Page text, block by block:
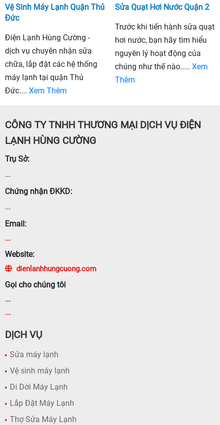
Vệ Sinh Máy Lạnh Quận Thủ
Đức
Điện Lạnh Hùng Cường -
dịch vụ chuyên nhận sửa
chữa, lắp đặt các hệ thống
máy lạnh tại quận Thủ
Đức.... Xem Thêm
Sửa Quạt Hơi Nước Quận 2
Trước khi tiến hành sửa quạt
hơi nước, bạn hãy tìm hiểu
nguyên lý hoạt động của
chúng như thế nào..... Xem
Thêm
CÔNG TY TNHH THƯƠNG MẠI DỊCH VỤ ĐIỆN
LẠNH HÙNG CƯỜNG
Trụ Sở:
...
Chứng nhận ĐKKD:
...
Email:
...
Website:
dienlanhhungcuong.com
Gọi cho chúng tôi
...
...
DỊCH VỤ
Sửa máy lạnh
Vệ sinh máy lạnh
Di Dời Máy Lạnh
Lắp Đặt Máy Lạnh
Thợ Sửa Máy Lạnh